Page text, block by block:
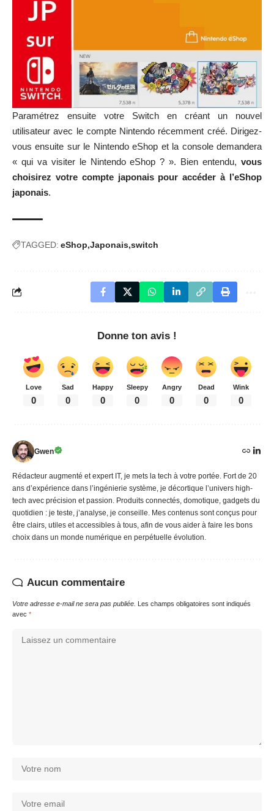
Paramétrez ensuite votre Switch en créant un nouvel
utilisateur avec le compte Nintendo récemment créé. Dirigez-
vous ensuite sur le Nintendo eShop et la console demandera
« qui va visiter le Nintendo eShop ? ». Bien entendu, vous
choisirez votre compte japonais pour accéder à l’eShop
japonais.
TAGGED: eShop Japonais switch
Donne ton avis !
Love
0
Sad
0
Happy
0
Sleepy
0
Angry
0
Dead
0
Wink
0
Gwen
Rédacteur augmenté et expert IT, je mets la tech à votre portée. Fort de 20
ans d’expérience dans l’ingénierie système, je décortique l’univers high-
tech avec précision et passion. Produits connectés, domotique, gadgets du
quotidien : je teste, j’analyse, je conseille. Mes contenus sont conçus pour
être clairs, utiles et accessibles à tous, afin de vous aider à faire les bons
choix dans un monde numérique en perpétuelle évolution.
Aucun commentaire
Votre adresse e-mail ne sera pas publiée. Les champs obligatoires sont indiqués
avec *